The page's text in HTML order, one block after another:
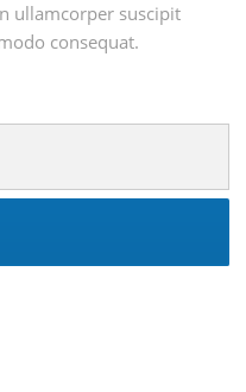
ullamcorper suscipit
consequat.